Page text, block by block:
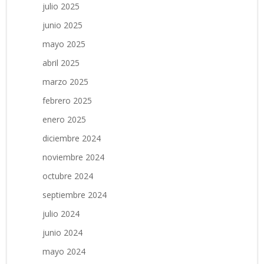
julio 2025
junio 2025
mayo 2025
abril 2025
marzo 2025
febrero 2025
enero 2025
diciembre 2024
noviembre 2024
octubre 2024
septiembre 2024
julio 2024
junio 2024
mayo 2024